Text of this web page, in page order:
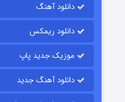
قسمت۱۵ (دوبله)
دانلود آهنگ
دانلود ریمکس
موزیک جدید پاپ
دانلود آهنگ جدید